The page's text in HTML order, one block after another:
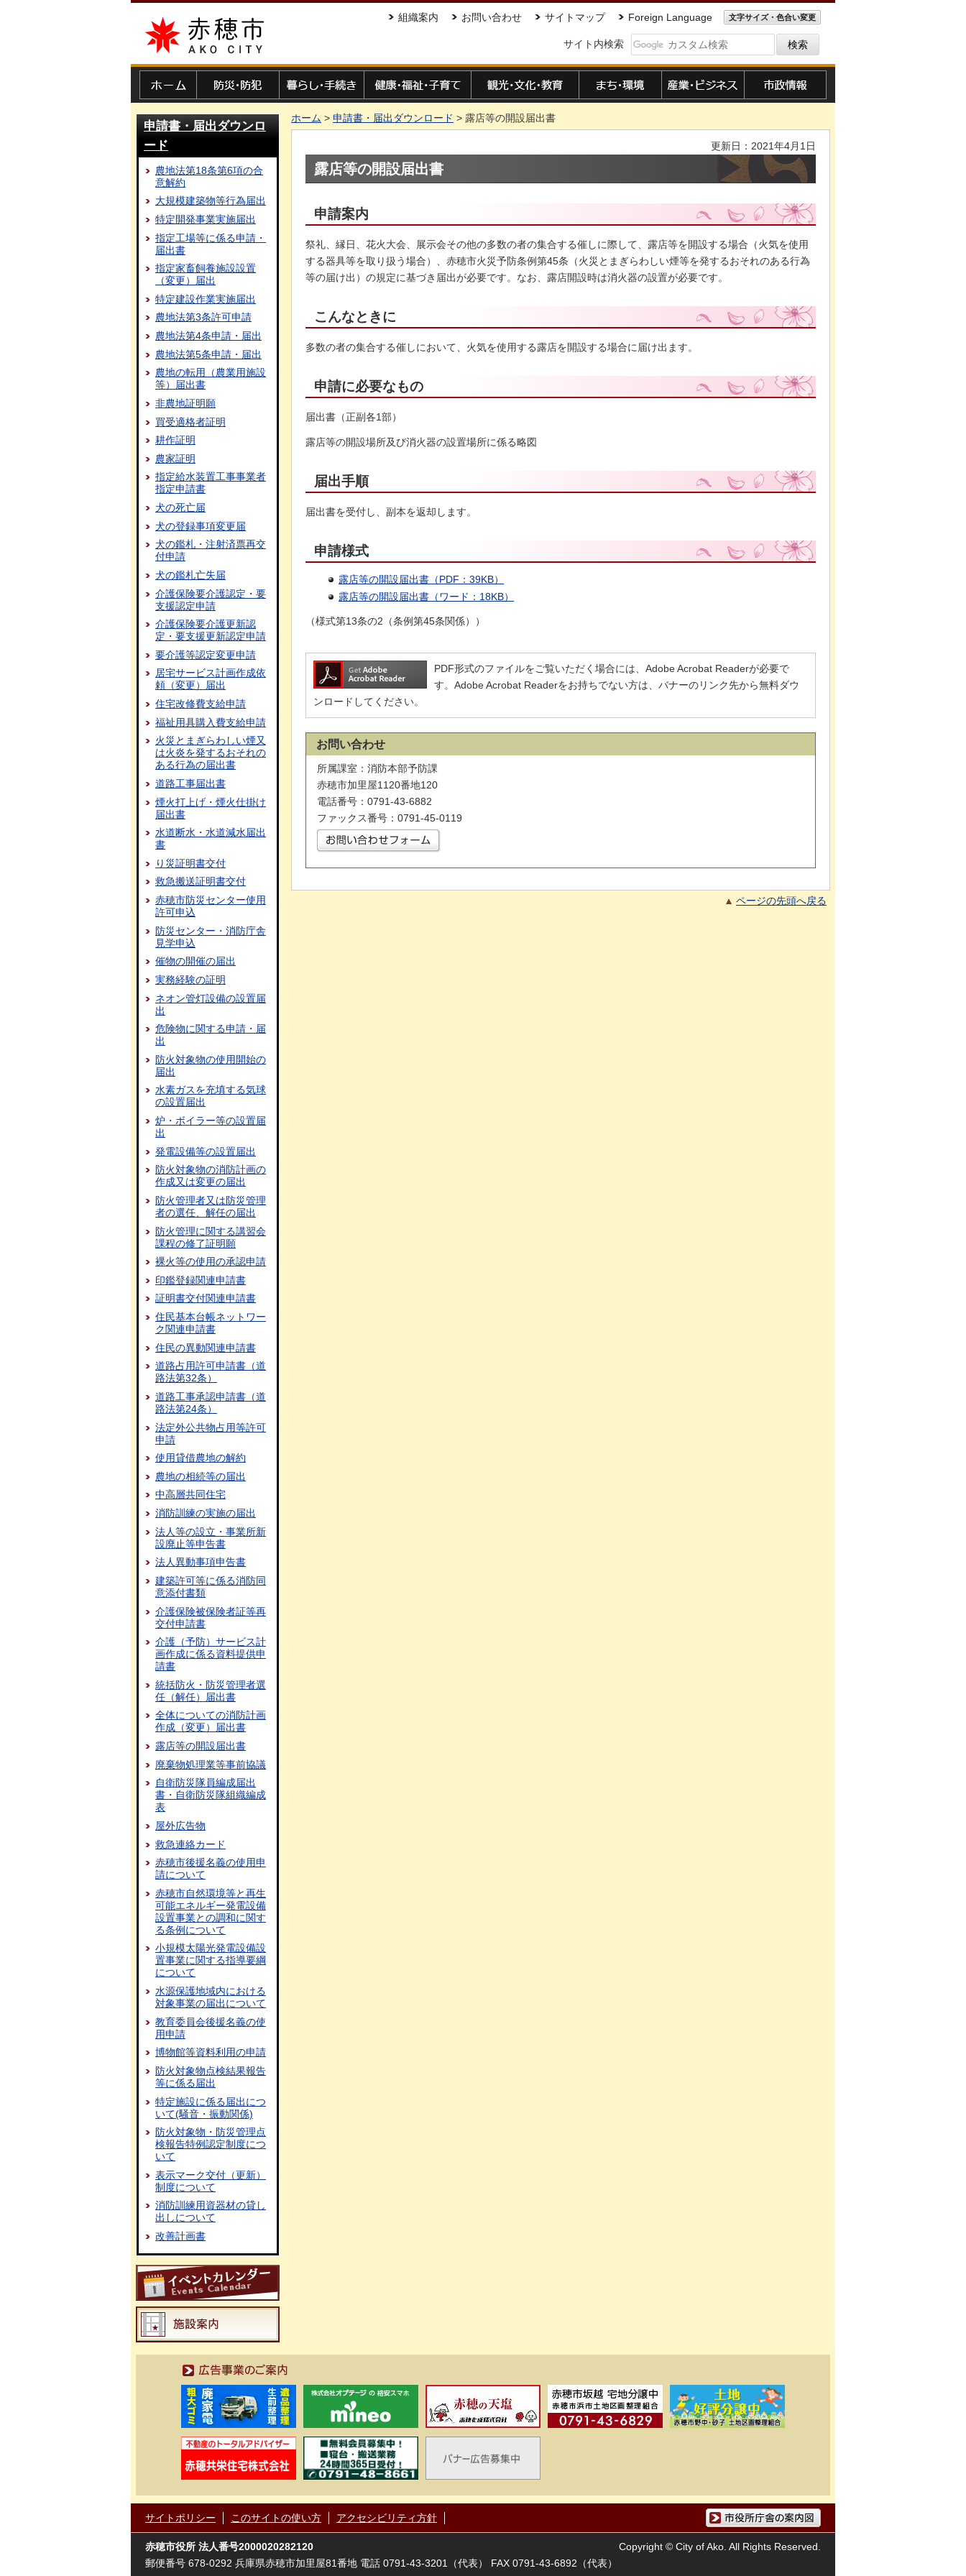
赤穂市 組織案内 お問い合わせ サイトマップ Foreign Language 文字サイズ・色合い変更
サイト内検索
申請書・届出ダウンロ
ード
農地法第18条第6項の合
意解約
大規模建築物等行為届出
特定開発事業実施届出
指定工場等に係る申請・
届出書
指定家畜飼養施設設置
（変更）届出
特定建設作業実施届出
農地法第3条許可申請
農地法第4条申請・届出
農地法第5条申請・届出
農地の転用（農業用施設
等）届出書
非農地証明願
買受適格者証明
耕作証明
農家証明
指定給水装置工事事業者
指定申請書
犬の死亡届
犬の登録事項変更届
犬の鑑札・注射済票再交
付申請
犬の鑑札亡失届
介護保険要介護認定・要
支援認定申請
介護保険要介護更新認
定・要支援更新認定申請
要介護等認定変更申請
居宅サービス計画作成依
頼（変更）届出
住宅改修費支給申請
福祉用具購入費支給申請
火災とまぎらわしい煙又
は火炎を発するおそれの
ある行為の届出書
道路工事届出書
煙火打上げ・煙火仕掛け
届出書
水道断水・水道減水届出
書
り災証明書交付
救急搬送証明書交付
赤穂市防災センター使用
許可申込
防災センター・消防庁舎
見学申込
催物の開催の届出
実務経験の証明
ネオン管灯設備の設置届
出
危険物に関する申請・届
出
防火対象物の使用開始の
届出
水素ガスを充填する気球
の設置届出
炉・ボイラー等の設置届
出
発電設備等の設置届出
防火対象物の消防計画の
作成又は変更の届出
防火管理者又は防災管理
者の選任、解任の届出
防火管理に関する講習会
課程の修了証明願
裸火等の使用の承認申請
印鑑登録関連申請書
証明書交付関連申請書
住民基本台帳ネットワー
ク関連申請書
住民の異動関連申請書
道路占用許可申請書（道
路法第32条）
道路工事承認申請書（道
路法第24条）
法定外公共物占用等許可
申請
使用貸借農地の解約
農地の相続等の届出
中高層共同住宅
消防訓練の実施の届出
法人等の設立・事業所新
設廃止等申告書
法人異動事項申告書
建築許可等に係る消防同
意添付書類
介護保険被保険者証等再
交付申請書
介護（予防）サービス計
画作成に係る資料提供申
請書
統括防火・防災管理者選
任（解任）届出書
全体についての消防計画
作成（変更）届出書
露店等の開設届出書
廃棄物処理業等事前協議
自衛防災隊員編成届出
書・自衛防災隊組織編成
表
屋外広告物
救急連絡カード
赤穂市後援名義の使用申
請について
赤穂市自然環境等と再生
可能エネルギー発電設備
設置事業との調和に関す
る条例について
小規模太陽光発電設備設
置事業に関する指導要綱
について
水源保護地域内における
対象事業の届出について
教育委員会後援名義の使
用申請
博物館等資料利用の申請
防火対象物点検結果報告
等に係る届出
特定施設に係る届出につ
いて(騒音・振動関係)
防火対象物・防災管理点
検報告特例認定制度につ
いて
表示マーク交付（更新）
制度について
消防訓練用資器材の貸し
出しについて
改善計画書
ホーム > 申請書・届出ダウンロード > 露店等の開設届出書
更新日：2021年4月1日
露店等の開設届出書
申請案内
祭礼、縁日、花火大会、展示会その他の多数の者の集合する催しに際して、露店等を開設する場合（火気を使用
する器具等を取り扱う場合）、赤穂市火災予防条例第45条（火災とまぎらわしい煙等を発するおそれのある行為
等の届け出）の規定に基づき届出が必要です。なお、露店開設時は消火器の設置が必要です。
こんなときに
多数の者の集合する催しにおいて、火気を使用する露店を開設する場合に届け出ます。
申請に必要なもの
届出書（正副各1部）
露店等の開設場所及び消火器の設置場所に係る略図
届出手順
届出書を受付し、副本を返却します。
申請様式
露店等の開設届出書（PDF：39KB）
露店等の開設届出書（ワード：18KB）
（様式第13条の2（条例第45条関係））
PDF形式のファイルをご覧いただく場合には、Adobe Acrobat Readerが必要で
す。Adobe Acrobat Readerをお持ちでない方は、バナーのリンク先から無料ダウ
ンロードしてください。
お問い合わせ
所属課室：消防本部予防課
赤穂市加里屋1120番地120
電話番号：0791-43-6882
ファックス番号：0791-45-0119
ページの先頭へ戻る
広告事業のご案内
サイトポリシー このサイトの使い方 アクセシビリティ方針
市役所庁舎の案内図
赤穂市役所 法人番号2000020282120
郵便番号 678-0292 兵庫県赤穂市加里屋81番地 電話 0791-43-3201（代表） FAX 0791-43-6892（代表）
Copyright © City of Ako. All Rights Reserved.